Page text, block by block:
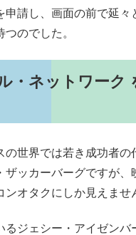
申請し、画面の前で延々
のでした。
・ネットワーク
の世界では若き成功者の
ザッカーバーグですが、
オタクにしか見えませ
るジェシー・アイゼンバ